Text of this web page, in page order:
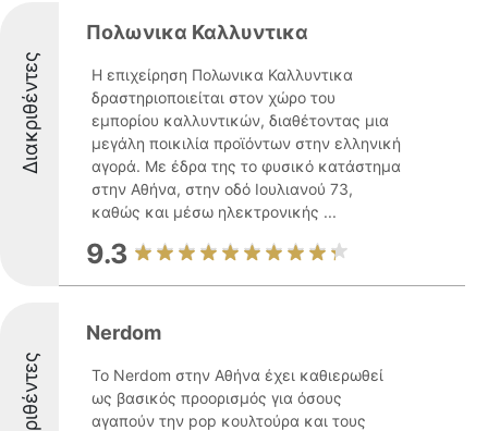
Διακριθέντες
Πολωνικα Καλλυντικα
Η επιχείρηση Πολωνικα Καλλυντικα
δραστηριοποιείται στον χώρο του
εμπορίου καλλυντικών, διαθέτοντας μια
μεγάλη ποικιλία προϊόντων στην ελληνική
αγορά. Με έδρα της το φυσικό κατάστημα
στην Αθήνα, στην οδό Ιουλιανού 73,
καθώς και μέσω ηλεκτρονικής ...
9.3
Nerdom
Το Nerdom στην Αθήνα έχει καθιερωθεί
ως βασικός προορισμός για όσους
αγαπούν την pop κουλτούρα και τους